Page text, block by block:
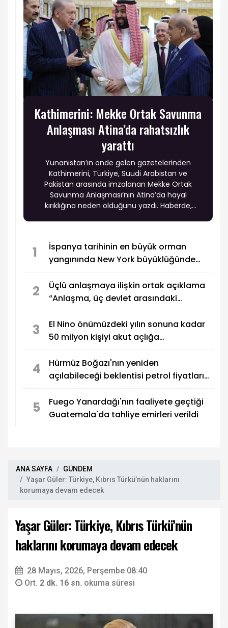
Kathimerini: Mekke Ortak Savunma
Anlaşması Atina’da rahatsızlık
yarattı
Yunanistan’ın önde gelen gazetelerinden
Kathimerini, Türkiye, Suudi Arabistan ve
Pakistan arasında imzalanan Mekke Ortak
Savunma Anlaşması’nın Atina’da hayal
kırıklığına neden olduğunu yazdı. Haberde,
Ekonomik Koridoru (IMEC) açısından olumsuz
sonuçlar doğurabileceği değerlendirmesine yer
1
İspanya tarihinin en büyük orman
yangınında New York büyüklüğünde
2
Üçlü anlaşmaya ilişkin ortak açıklama
“Anlaşma, üç devlet arasındaki
öngörüyor"
3
El Nino önümüzdeki yılın sonuna kadar
50 milyon kişiyi akut açlığa
4
Hürmüz Boğazı'nın yeniden
açılabileceği beklentisi petrol fiyatlarını
5
Fuego Yanardağı'nın faaliyete geçtiği
Guatemala'da tahliye emirleri verildi
ANA SAYFA
GÜNDEM
Yaşar Güler: Türkiye, Kıbrıs Türkü’nün haklarını
korumaya devam edecek
Yaşar Güler: Türkiye, Kıbrıs Türkü’nün
haklarını korumaya devam edecek
28 Mayıs, 2026, Perşembe 08:40
Ort. 2 dk. 16 sn. okuma süresi